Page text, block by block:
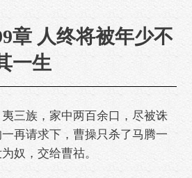
章 人终将被年少不
一生
族，家中两百余口，尽被诛
再请求下，曹操只杀了马腾一
奴，交给曹祜。